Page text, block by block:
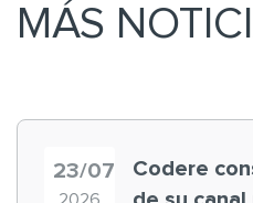
MÁS
23/07
Codere